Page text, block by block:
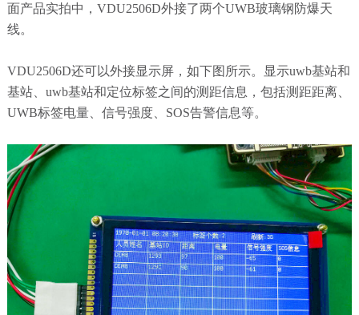
面产品实拍中，VDU2506D外接了两个UWB玻璃钢防爆天
线。
VDU2506D还可以外接显示屏，如下图所示。显示uwb基站和
基站、uwb基站和定位标签之间的测距信息，包括测距距离、
UWB标签电量、信号强度、SOS告警信息等。